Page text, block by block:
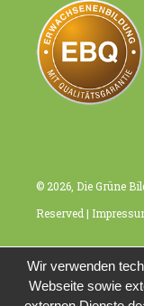
© 2026, Die Grüne
Reserved |
Wir verwenden
Webseite sowie